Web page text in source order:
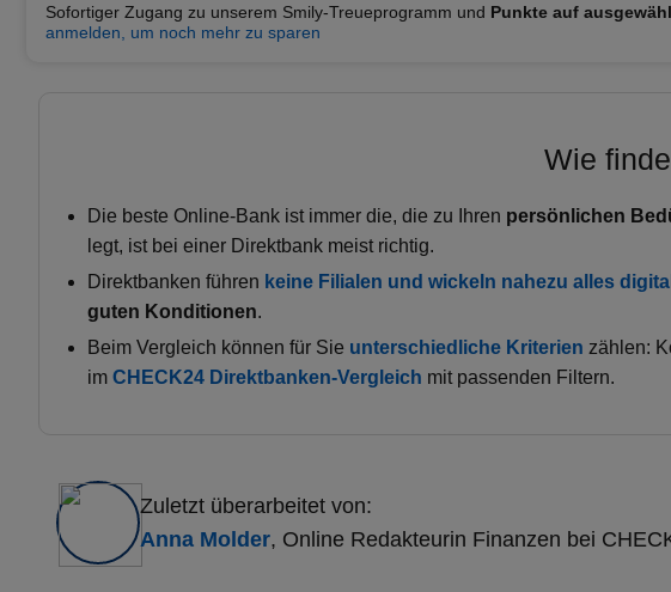
Sofortiger Zugang zu unserem Smily-Treueprogramm und Punkte auf
anmelden, um noch mehr zu sparen
Wie
Die beste Online-Bank ist immer die, die zu Ihren persönlichen
legt, ist bei einer Direktbank meist richtig.
Direktbanken führen keine Filialen und wickeln nahezu alles
guten Konditionen.
Beim Vergleich können für Sie unterschiedliche Kriterien zählen:
im CHECK24 Direktbanken-Vergleich mit passenden Filtern.
Zuletzt überarbeitet von:
Anna Molder, Online Redakteurin Finanzen bei